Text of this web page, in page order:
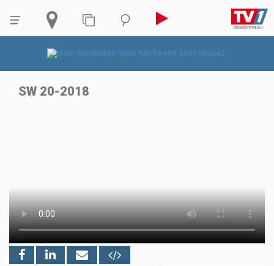
SW 20-2018